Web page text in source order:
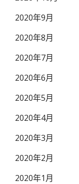
2020年9月
2020年8月
2020年7月
2020年6月
2020年5月
2020年4月
2020年3月
2020年2月
2020年1月